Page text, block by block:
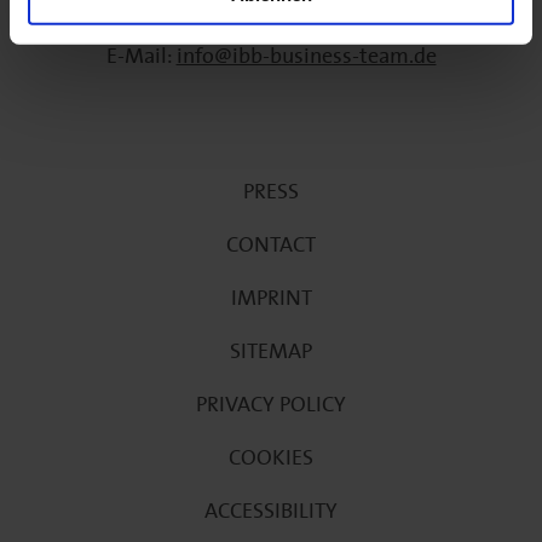
Phone:+49 (030) 2125-0
E-Mail:info@ibb-business-team.de
PRESS
CONTACT
IMPRINT
SITEMAP
PRIVACY POLICY
COOKIES
ACCESSIBILITY